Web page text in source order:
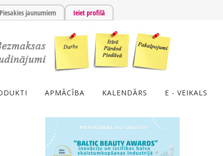
Piesakies jaunumiem Ieiet profilā
APMĀCĪBA KALENDĀRS E - VEIKALS